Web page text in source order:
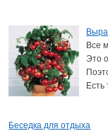
Все
Это
Есть
Беседка для отдыха